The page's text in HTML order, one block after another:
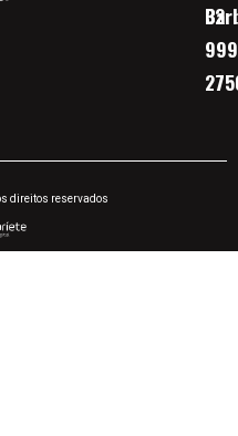
32
direitos reservados